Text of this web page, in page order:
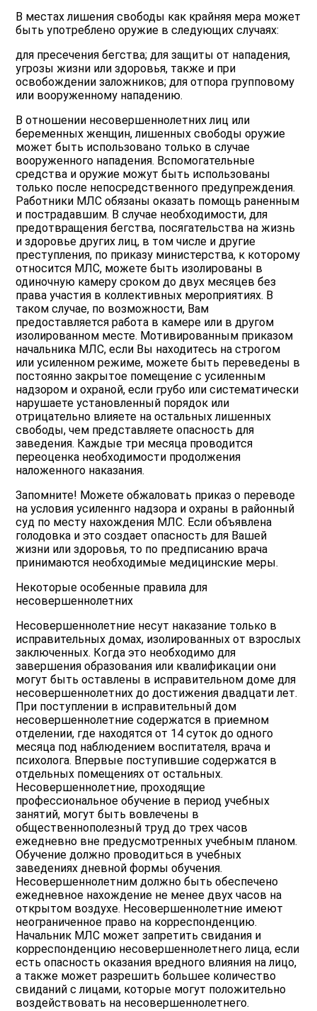
В местах лишения свободы как крайняя мера может
быть употреблено оружие в следующих случаях:
для пресечения бегства; для защиты от нападения,
угрозы жизни или здоровья, также и при
освобождении заложников; для отпора групповому
или вооруженному нападению.
В отношении несовершеннолетних лиц или
беременных женщин, лишенных свободы оружие
может быть использовано только в случае
вооруженного нападения. Вспомогательные
средства и оружие можут быть использованы
только после непосредственного предупреждения.
Работники МЛС обязаны оказать помощь раненным
и пострадавшим. В случае необходимости, для
предотвращения бегства, посягательства на жизнь
и здоровье других лиц, в том числе и другие
преступления, по приказу министерства, к которому
относится МЛС, можете быть изолированы в
одиночную камеру сроком до двух месяцев без
права участия в коллективных мероприятиях. В
таком случае, по возможности, Вам
предоставляется работа в камере или в другом
изолированном месте. Мотивированным приказом
начальника МЛС, если Вы находитесь на строгом
или усиленном режиме, можете быть переведены в
постоянно закрытое помещение с усиленным
надзором и охраной, если грубо или систематически
нарушаете установленный порядок или
отрицательно влияете на остальных лишенных
свободы, чем представляете опасность для
заведения. Каждые три месяца проводится
переоценка необходимости продолжения
наложенного наказания.
Запомните! Можете обжаловать приказ о переводе
на условия усиленнго надзора и охраны в районный
суд по месту нахождения МЛС. Если объявлена
голодовка и это создает опасность для Вашей
жизни или здоровья, то по предписанию врача
принимаются необходимые медицинские меры.
Некоторые особенные правила для
несовершеннолетних
Несовершеннолетние несут наказание только в
исправительных домах, изолированных от взрослых
заключенных. Когда это необходимо для
завершения образования или квалификации они
могут быть оставлены в исправительном доме для
несовершеннолетних до достижения двадцати лет.
При поступлении в исправительный дом
несовершеннолетние содержатся в приемном
отделении, где находятся от 14 суток до одного
месяца под наблюдением воспитателя, врача и
психолога. Впервые поступившие содержатся в
отдельных помещениях от остальных.
Несовершеннолетние, проходящие
профессиональное обучение в период учебных
занятий, могут быть вовлечены в
общественнополезный труд до трех часов
ежедневно вне предусмотренных учебным планом.
Обучение должно проводиться в учебных
заведениях дневной формы обучения.
Несовершеннолетним должно быть обеспечено
ежедневное нахождение не менее двух часов на
открытом воздухе. Несовершеннолетние имеют
неограниченное право на корреспонденцию.
Начальник МЛС может запретить свидания и
корреспонденцию несовершеннолетнего лица, если
есть опасность оказания вредного влияния на лицо,
а также может разрешить большее количество
свиданий с лицами, которые могут положительно
воздействовать на несовершеннолетнего.